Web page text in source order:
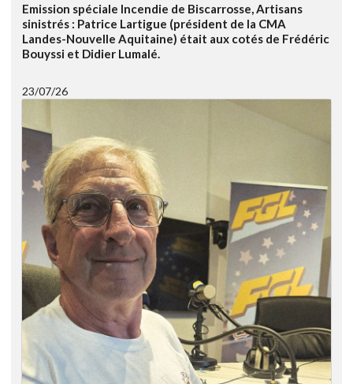
Emission spéciale Incendie de Biscarrosse, Artisans
sinistrés : Patrice Lartigue (président de la CMA
Landes-Nouvelle Aquitaine) était aux cotés de Frédéric
Bouyssi et Didier Lumalé.
23/07/26